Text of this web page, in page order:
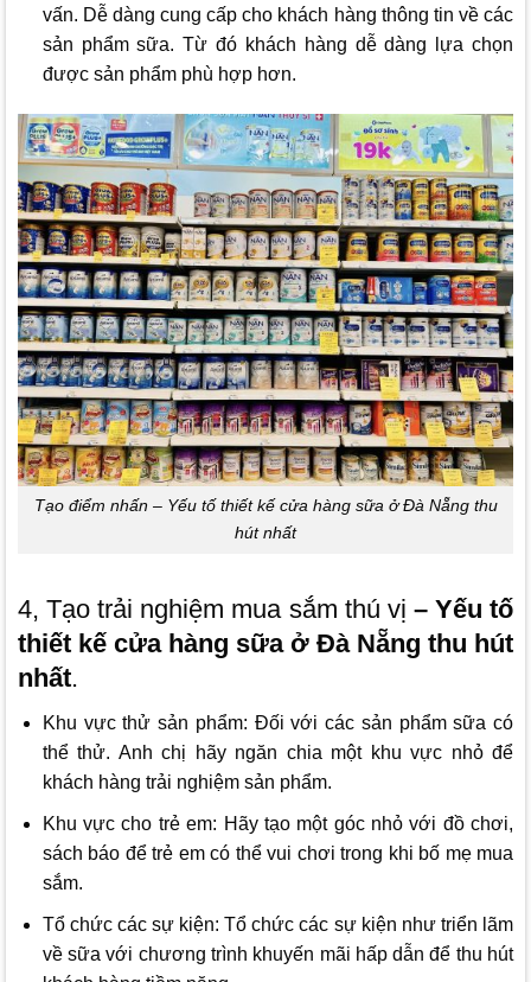
vấn. Dễ dàng cung cấp cho khách hàng thông tin về các
sản phẩm sữa. Từ đó khách hàng dễ dàng lựa chọn
được sản phẩm phù hợp hơn.
Tạo điểm nhấn – Yếu tố thiết kế cửa hàng sữa ở Đà Nẵng thu
hút nhất
4, Tạo trải nghiệm mua sắm thú vị – Yếu tố
thiết kế cửa hàng sữa ở Đà Nẵng thu hút
nhất.
Khu vực thử sản phẩm: Đối với các sản phẩm sữa có
thể thử. Anh chị hãy ngăn chia một khu vực nhỏ để
khách hàng trải nghiệm sản phẩm.
Khu vực cho trẻ em: Hãy tạo một góc nhỏ với đồ chơi,
sách báo để trẻ em có thể vui chơi trong khi bố mẹ mua
sắm.
Tổ chức các sự kiện: Tổ chức các sự kiện như triển lãm
về sữa với chương trình khuyến mãi hấp dẫn để thu hút